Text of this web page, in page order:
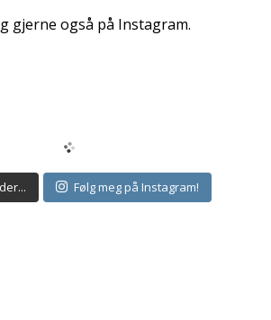
gjerne også på Instagram.
Følg meg på Instagram!